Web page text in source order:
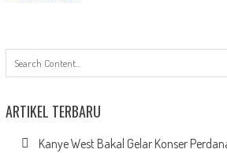
ARTIKEL TERBARU
Kanye West Bakal Gelar Konser